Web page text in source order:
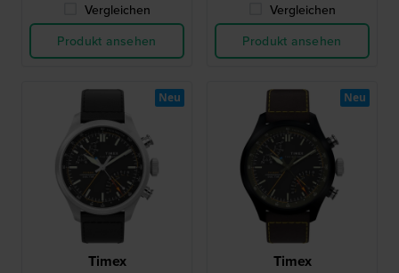
Vergleichen
Produkt ansehen
Vergleichen
Produkt ansehen
Timex
Neu
Timex
Neu